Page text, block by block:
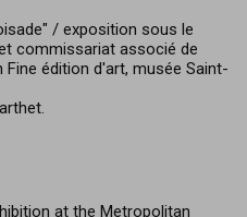
/ exposition sous le
commissariat associé de
édition d'art, musée Saint-
at the Metropolitan